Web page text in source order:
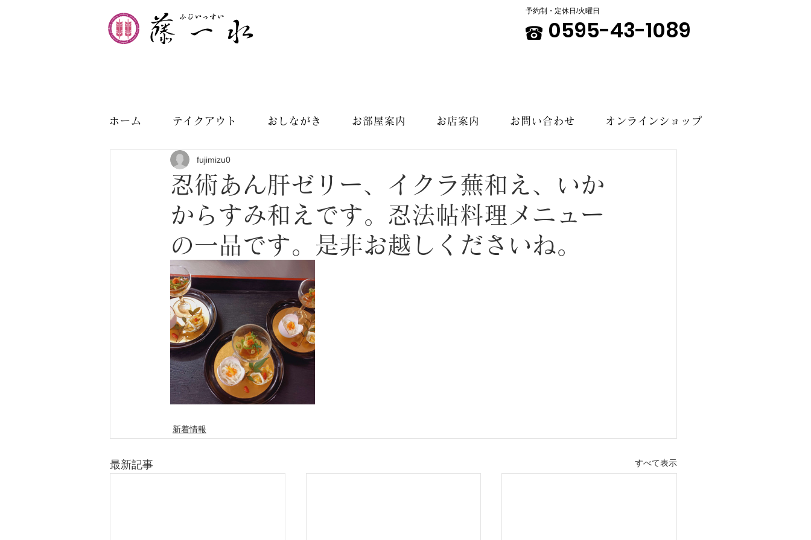
0595-43-1089
予約制・定休日/火曜日
ホーム テイクアウト おしながき お部屋案内 お店案内 お問い合わせ オンラインショップ
忍術あん肝ゼリー、イクラ蕪和え、いか
からすみ和えです。忍法帖料理メニュー
の一品です。是非お越しくださいね。
fujimizu0
新着情報
最新記事 すべて表示